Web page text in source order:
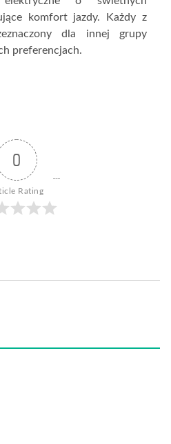
komfort jazdy. Każdy z
dla innej grupy
preferencjach.
0
Rating